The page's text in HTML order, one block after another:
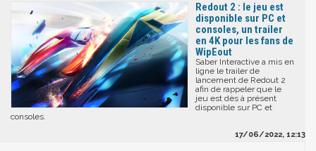
Redout 2 : le jeu est
disponible sur PC et
consoles, un trailer
en 4K pour les fans de
WipEout
Saber Interactive a mis en
ligne le trailer de
lancement de Redout 2
afin de rappeler que le
jeu est dès à présent
disponible sur PC et
consoles.
17/06/2022, 12:13